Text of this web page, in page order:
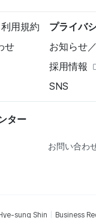
用規約
プライバ
せ
お知らせ
採用情報
SNS
ター
お問い合わ
sung Shin Business